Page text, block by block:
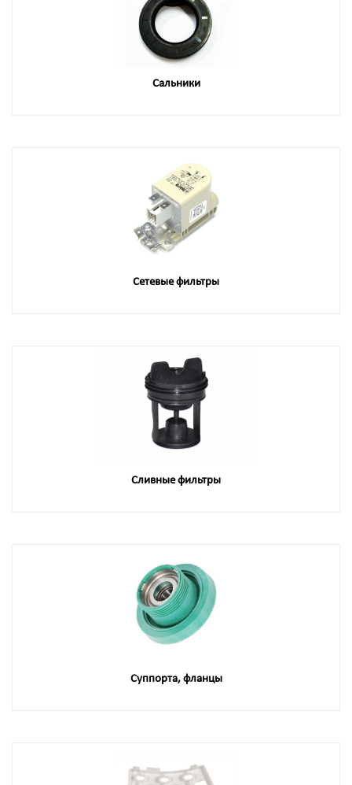
Сальники
Сетевые фильтры
Сливные фильтры
Суппорта, фланцы